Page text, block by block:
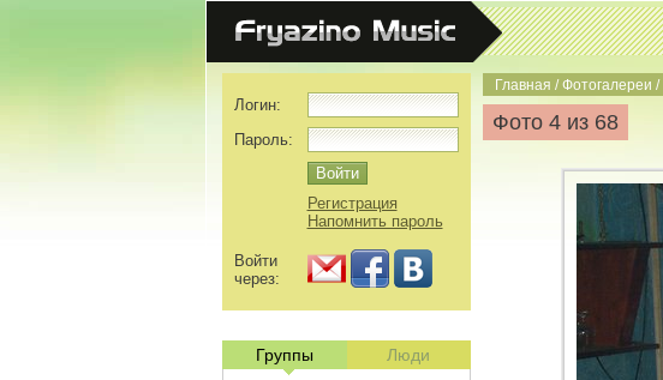
Главная /Фотогалереи /
Фото 4 из 68
Логин:
Пароль:
Регистрация
Напомнить пароль
Войти
через:
Группы Люди